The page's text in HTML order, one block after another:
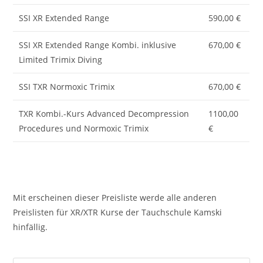
SSI XR Extended Range 590,00 €
SSI XR Extended Range Kombi. inklusive
Limited Trimix Diving
670,00 €
SSI TXR Normoxic Trimix 670,00 €
TXR Kombi.-Kurs Advanced Decompression
Procedures und Normoxic Trimix
1100,00
€
Mit erscheinen dieser Preisliste werde alle anderen
Preislisten für XR/XTR Kurse der Tauchschule Kamski
hinfällig.